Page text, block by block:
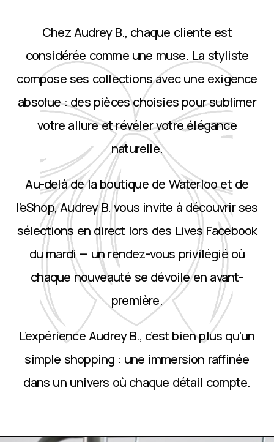
Chez Audrey B., chaque cliente est
considérée comme une muse. La styliste
compose ses collections avec une exigence
absolue : des pièces choisies pour sublimer
votre allure et révéler votre élégance
naturelle.
Au-delà de la boutique de Waterloo et de
l’eShop, Audrey B. vous invite à découvrir ses
sélections en direct lors des Lives Facebook
du mardi — un rendez-vous privilégié où
chaque nouveauté se dévoile en avant-
première.
L’expérience Audrey B., c’est bien plus qu’un
simple shopping : une immersion raffinée
dans un univers où chaque détail compte.